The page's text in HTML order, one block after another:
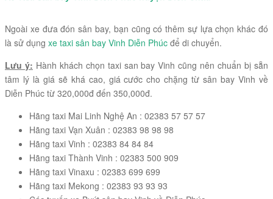
Ngoài xe đưa đón sân bay, bạn cũng có thêm sự lựa chọn khác đó
là sử dụng xe taxi sân bay Vinh Diễn Phúc để di chuyển.
Lưu ý: Hành khách chọn taxi san bay Vinh cũng nên chuẩn bị sẵn
tâm lý là giá sẽ khá cao, giá cước cho chặng từ sân bay Vinh về
Diễn Phúc từ 320,000đ đến 350,000đ.
Hãng taxi Mai Linh Nghệ An : 02383 57 57 57
Hãng taxi Vạn Xuân : 02383 98 98 98
Hãng taxi Vinh : 02383 84 84 84
Hãng taxi Thành Vinh : 02383 500 909
Hãng taxi Vinaxu : 02383 699 699
Hãng taxi Mekong : 02383 93 93 93